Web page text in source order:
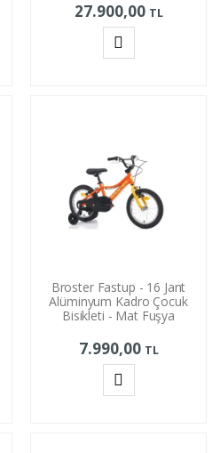
27.900,00 TL
Broster Fastup - 16 Jant
Alüminyum Kadro Çocuk
Bisikleti - Mat Fuşya
7.990,00 TL